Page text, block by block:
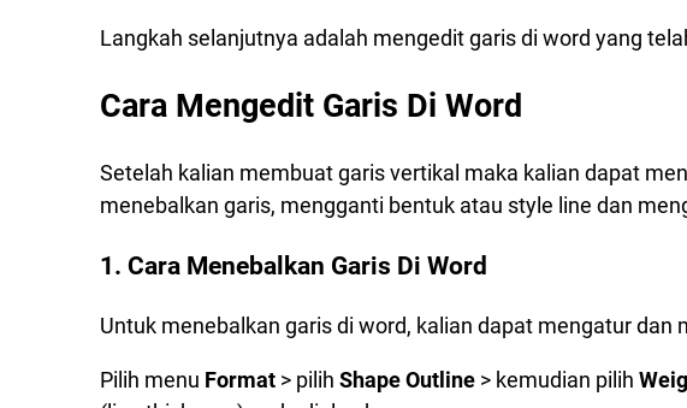
Langkah selanjutnya adalah mengedit garis di word yang
Cara Mengedit Garis Di Word
Setelah kalian membuat garis vertikal maka kalian dapat
menebalkan garis, mengganti bentuk atau style line dan
1. Cara Menebalkan Garis Di Word
Untuk menebalkan garis di word, kalian dapat mengatur dan
Pilih menu Format > pilih Shape Outline > kemudian pilih